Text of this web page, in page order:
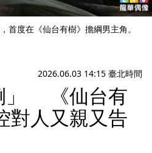
首度在《仙台有樹》擔綱男主角。
2026.06.03 14:15 臺北時間
」 《仙台有
對人又親又告